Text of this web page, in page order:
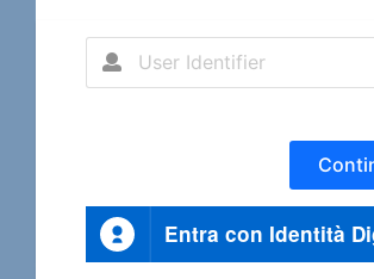
Entra con Identità